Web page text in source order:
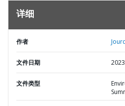
详细
作者
文件日期
文件类型